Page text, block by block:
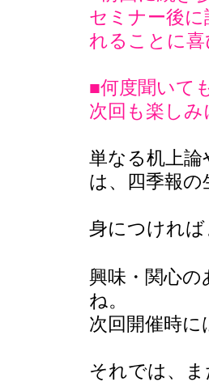
セミナー後
れることに
■何度聞いて
次回も楽し
単なる机上
は、四季報
身につけれ
興味・関心の
ね。
次回開催時
それでは、